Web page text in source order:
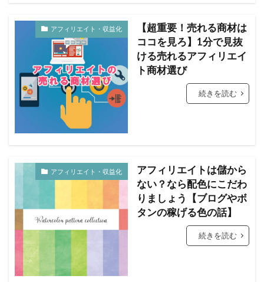
アフィリエイト・収益化
【超重要！売れる商材は
ココを見ろ】1分で見抜
ける売れるアフィリエイ
ト商材選び
続きを読む
アフィリエイト・収益化
アフィリエイトは儲から
ない？なら配色にこだわ
りましょう【ブログやボ
タンの稼げる色の話】
続きを読む